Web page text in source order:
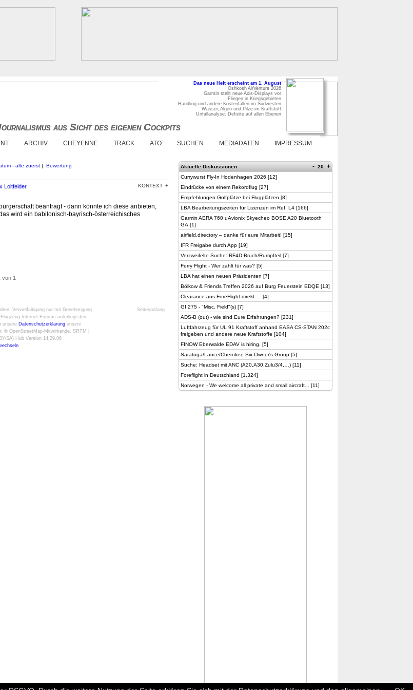
Das neue Heft erscheint am 1. August
Oshkosh AirVenture 2026
Garmin stellt neue Axis-Displays vor
Fliegen in Kriegsgebieten
Handling und andere Kostenfallen im Südwesten
Wasser, Algen und Pilze im Kraftstoff
Unfallanalyse: Defizite auf allen Ebenen
aus Sicht des eigenen Cockpits
aus Sicht des eigenen Cockpits
ARCHIV CHEYENNE TRACK ATO SUCHEN MEDIADATEN IMPRESSUM
- alte zuerst | Bewertung
Loitfelder KONTEXT
beantragt - dann könnte ich diese anbieten,
wird ein babilonisch-bayrisch-österreichisches
von 1
Vervielfältigung nur mit Genehmigung
Internet-Forums unterliegt den
unsere Datenschutzerklärung unsere
© OpenStreetMap-Mitwirkende, SRTM |
SA) Hub Version 14.29.06
Seitenanfang
Aktuelle Diskussionen - 20 +
Currywurst Fly-In Hodenhagen 2026 [12]
Eindrücke von einem Rekordflug [27]
Empfehlungen Golfplätze bei Flugplätzen [8]
LBA Bearbeitungszeiten für Lizenzen im Ref. L4 [166]
Garmin AERA 760 uAvionix Skyecheo BOSE A20 Bluetooth
GA [1]
airfield.directory – danke für eure Mitarbeit! [15]
IFR Freigabe durch App [19]
Verzweifelte Suche: RF4D-Bruch/Rumpfteil [7]
Ferry Flight - Wer zahlt für was? [5]
LBA hat einen neuen Präsidenten [7]
Bölkow & Friends Treffen 2026 auf Burg Feuerstein EDQE [13]
Clearance aus ForeFlight direkt …
[4]
GI 275 - "Misc. Field"(s) [7]
ADS-B (out) - wie sind Eure Erfahrungen? [231]
Luftfahrzeug für UL 91 Kraftstoff anhand EASA CS-STAN 202c
freigeben und andere neue Kraftstoffe [104]
FINOW Eberwalde EDAV is hiring.
[5]
Saratoga/Lance/Cherokee Six Owner's Group [5]
Suche: Headset mit ANC (A20,A30,Zulu3/4,…) [11]
Foreflight in Deutschland [1,324]
Norwegen - We welcome all private and small aircraft...
[11]